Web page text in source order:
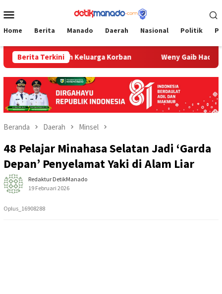
ke
Mobile
Home Berita Manado Daerah Nasional Politik
Berita Terkini
Rumah Keluarga Korban Weny Gaib Hadiri
Beranda Daerah Minsel
48 Pelajar Minahasa Selatan Jadi ‘Garda
Depan’ Penyelamat Yaki di Alam Liar
Redaktur DetikManado
19 Februari 2026
Oplus_16908288